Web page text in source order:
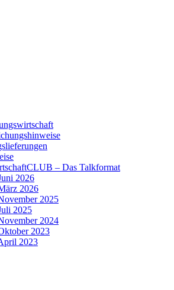
– Das Talkformat
2026
2026
2025
2025
2024
2023
2023